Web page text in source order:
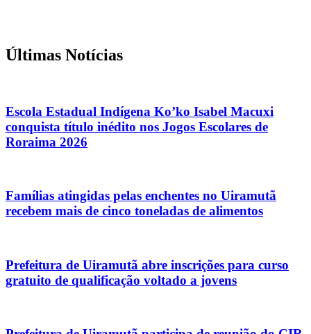
Últimas Notícias
Escola Estadual Indígena Ko’ko Isabel Macuxi
conquista título inédito nos Jogos Escolares de
Roraima 2026
Famílias atingidas pelas enchentes no Uiramutã
recebem mais de cinco toneladas de alimentos
Prefeitura de Uiramutã abre inscrições para curso
gratuito de qualificação voltado a jovens